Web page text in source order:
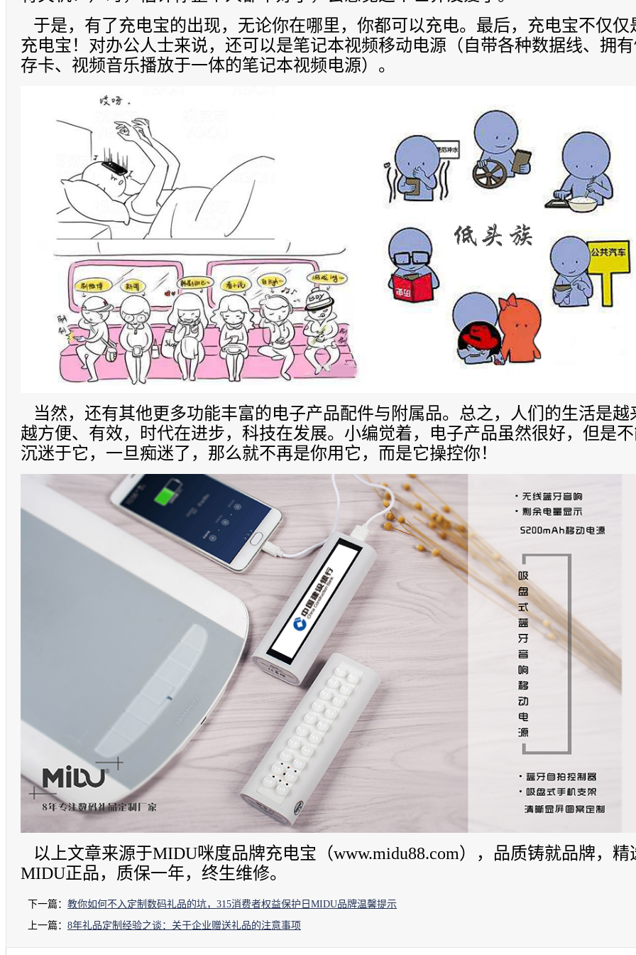
于是，有了充电宝的出现，无论你在哪里，你都可以充电。最后，充电宝不仅仅
充电宝！对办公人士来说，还可以是笔记本视频移动电源（自带各种数据线、拥
存卡、视频音乐播放于一体的笔记本视频电源）。
当然，还有其他更多功能丰富的电子产品配件与附属品。总之，人们的生活是越
越方便、有效，时代在进步，科技在发展。小编觉着，电子产品虽然很好，但是
沉迷于它，一旦痴迷了，那么就不再是你用它，而是它操控你！
以上文章来源于MIDU咪度品牌充电宝（www.midu88.com），品质铸就品牌，精
MIDU正品，质保一年，终生维修。
下一篇： 教你如何不入定制数码礼品的坑，315消费者权益保护日MIDU品牌温馨提示
上一篇： 8年礼品定制经验之谈：关于企业赠送礼品的注意事项